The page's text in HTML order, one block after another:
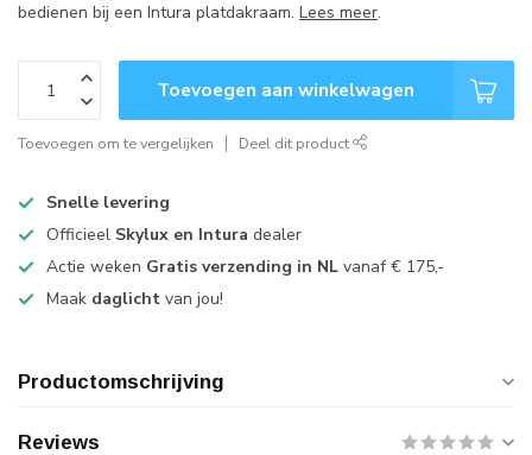
bedienen bij een Intura platdakraam. Lees meer.
Toevoegen aan winkelwagen
Toevoegen om te vergelijken Deel dit product
Snelle levering
Officieel Skylux en Intura dealer
Actie weken Gratis verzending in NL vanaf € 175,-
Maak daglicht van jou!
Productomschrijving
Reviews